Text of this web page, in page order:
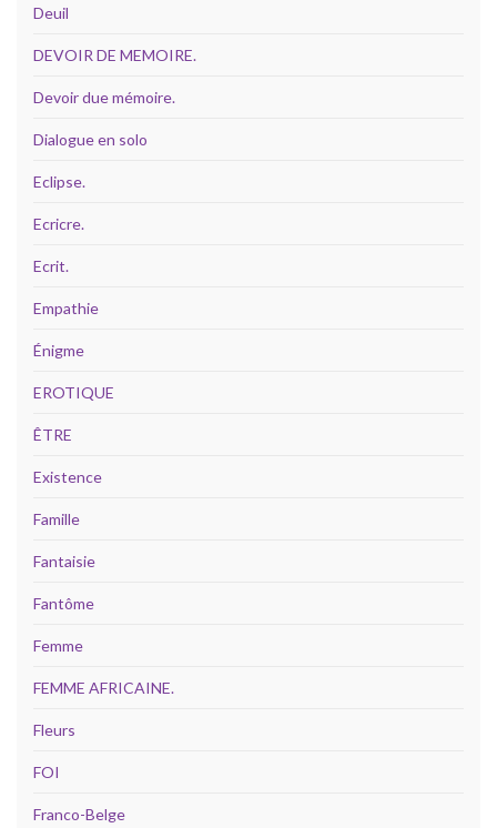
Deuil
DEVOIR DE MEMOIRE.
Devoir due mémoire.
Dialogue en solo
Eclipse.
Ecricre.
Ecrit.
Empathie
Énigme
EROTIQUE
ÊTRE
Existence
Famille
Fantaisie
Fantôme
Femme
FEMME AFRICAINE.
Fleurs
FOI
Franco-Belge